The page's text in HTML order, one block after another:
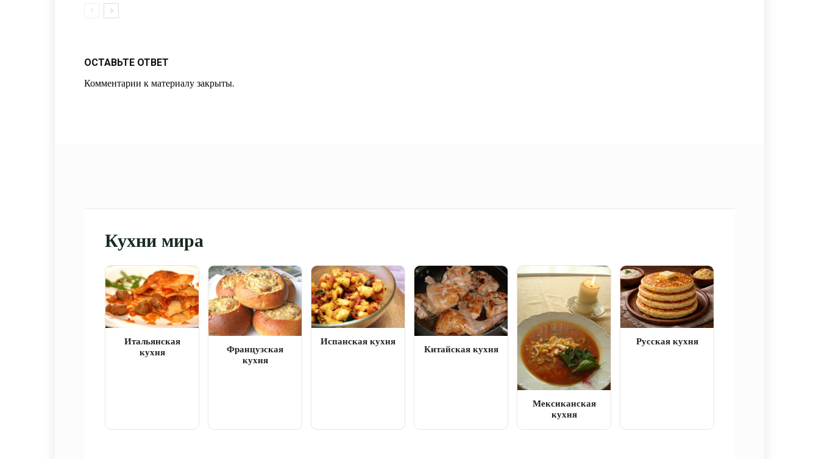
ОСТАВЬТЕ ОТВЕТ
Комментарии к материалу закрыты.
Кухни мира
Итальянская
кухня
Французская
кухня
Испанская кухня
Китайская кухня
Мексиканская
кухня
Русская кухня